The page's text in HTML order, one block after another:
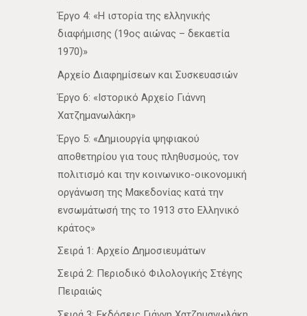
Έργο 4: «Η ιστορία της ελληνικής
διαφήμισης (19ος αιώνας – δεκαετία
1970)»
Αρχείο Διαφημίσεων και Συσκευασιών
Έργο 6: «Ιστορικό Αρχείο Γιάννη
Χατζημανωλάκη»
Έργο 5: «Δημιουργία ψηφιακού
αποθετηρίου για τους πληθυσμούς, τον
πολιτισμό και την κοινωνικο-οικονομική
οργάνωση της Μακεδονίας κατά την
ενσωμάτωσή της το 1913 στο Ελληνικό
κράτος»
Σειρά 1: Αρχείο Δημοσιευμάτων
Σειρά 2: Περιοδικό Φιλολογικής Στέγης
Πειραιώς